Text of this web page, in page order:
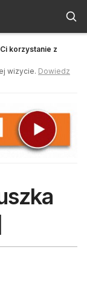
korzystanie z
wizycie. Dowiedz